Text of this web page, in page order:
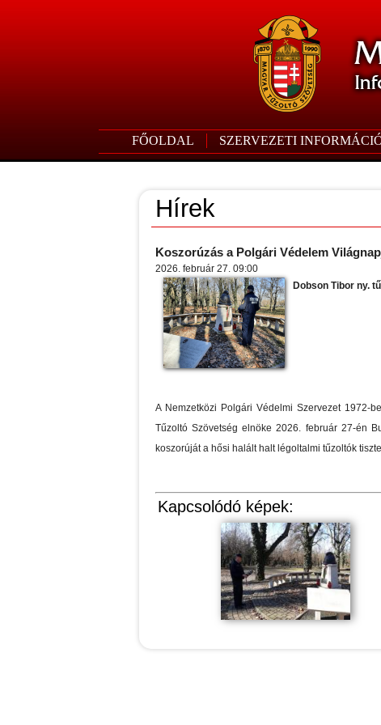
FŐOLDAL SZERVEZETI
Hírek
Koszorúzás a Polgári Védelem
2026. február 27. 09:00
Dobson Tibor ny.
A Nemzetközi Polgári Védelmi Szervezet 1972-
Tűzoltó Szövetség elnöke 2026. február 27-én
koszorúját a hősi halált halt légoltalmi tűzoltók
Kapcsolódó képek: